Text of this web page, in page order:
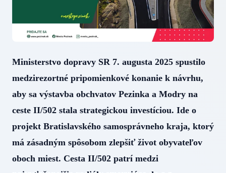
Ministerstvo dopravy SR 7. augusta 2025 spustilo
medzirezortné pripomienkové konanie k návrhu,
aby sa výstavba obchvatov Pezinka a Modry na
ceste II/502 stala strategickou investíciou. Ide o
projekt Bratislavského samosprávneho kraja, ktorý
má zásadným spôsobom zlepšiť život obyvateľov
oboch miest. Cesta II/502 patrí medzi